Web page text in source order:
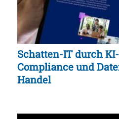
Schatten-IT durch
Compliance und
Handel